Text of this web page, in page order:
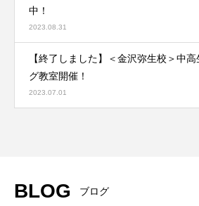
中！
2023.08.31
【終了しました】＜金沢弥生校＞中
グ教室開催！
2023.07.01
BLOG ブログ